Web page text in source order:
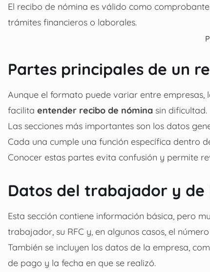
El recibo de nómina es válido como
trámites financieros o laborales.
Partes principales de un
Aunque el formato puede variar entre empresas,
facilita entender recibo de nómina sin dificultad.
Las secciones más importantes son los datos
Cada una cumple una función específica dentro
Conocer estas partes evita confusión y permite
Datos del trabajador y de
Esta sección contiene información básica, pero
trabajador, su RFC y, en algunos casos, el
También se incluyen los datos de la empresa,
de pago y la fecha en que se realizó.